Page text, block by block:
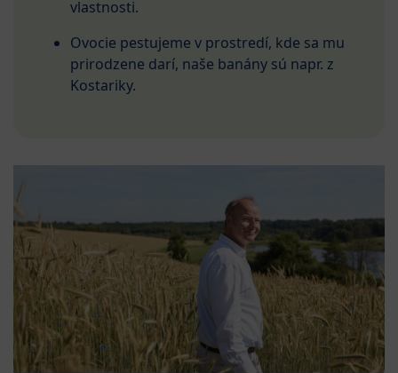
vlastnosti.
Ovocie pestujeme v prostredí, kde sa mu
prirodzene darí, naše banány sú napr. z
Kostariky.